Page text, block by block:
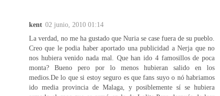
kent 02 junio, 2010 01:14
La verdad, no me ha gustado que Nuria se case fuera de su pueblo.
Creo que le podia haber aportado una publicidad a Nerja que no
nos hubiera venido nada mal. Que han ido 4 famosillos de poca
monta? Bueno pero por lo menos hubieran salido en los
medios.De lo que si estoy seguro es que fans suyo o nó habriamos
ido media provincia de Malaga, y posiblemente sí se hubiera